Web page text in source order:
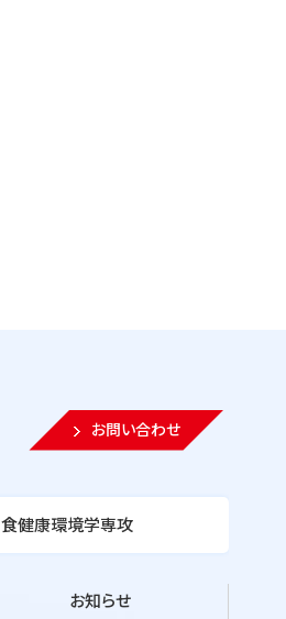
お問い合わせ
食健康環境学専攻
お知らせ